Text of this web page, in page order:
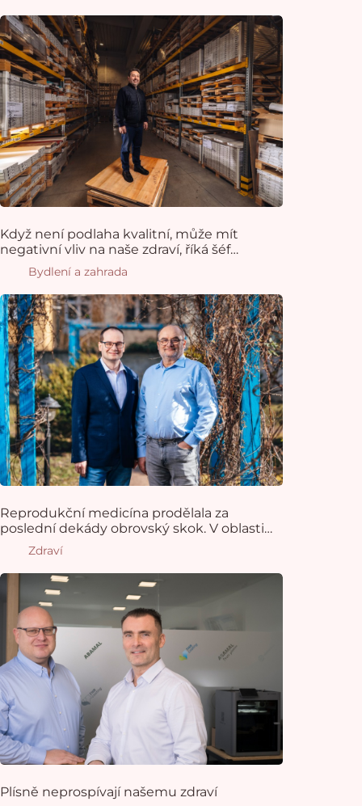
Když není podlaha kvalitní, může mít
negativní vliv na naše zdraví, říká šéf
jednoho z největších dodavatelů podlah
v Česku
Bydlení a zahrada
Reprodukční medicína prodělala za
poslední dekády obrovský skok. V oblasti
samotného početí ale stále zůstávají dvě
neobjasněné otázky
Zdraví
Plísně neprospívají našemu zdraví